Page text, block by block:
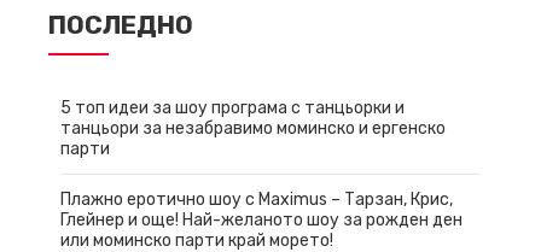
ПОСЛЕДНО
5 топ идеи за шоу програма с танцьорки и
танцьори за незабравимо моминско и ергенско
парти
Плажно еротично шоу с Maximus – Тарзан, Крис,
Глейнер и още! Най-желаното шоу за рожден ден
или моминско парти край морето!